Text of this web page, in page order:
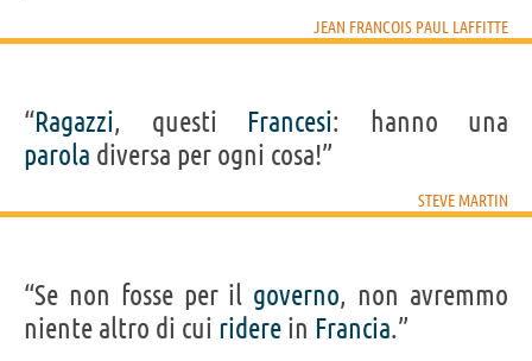
JEAN FRANCOIS PAUL LAFFITTE
“Ragazzi, questi Francesi: hanno una
parola diversa per ogni cosa!”
STEVE MARTIN
“Se non fosse per il governo, non avremmo
niente altro di cui ridere in Francia.”